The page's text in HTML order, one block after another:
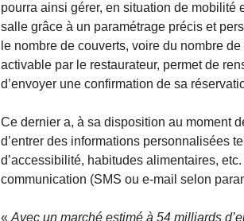
pourra ainsi gérer, en situation de mobilité
salle grâce à un paramétrage précis et
le nombre de couverts, voire du nombre
activable par le restaurateur, permet de
d’envoyer une confirmation de sa
Ce dernier a, à sa disposition au moment
d’entrer des informations personnalisées
d’accessibilité, habitudes alimentaires,
communication (SMS ou e-mail selon
« Avec un marché estimé à 54 milliards